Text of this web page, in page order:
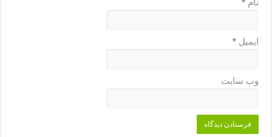
ایمیل*
وب‌ سایت